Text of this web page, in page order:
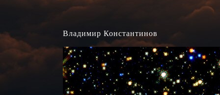
Владимир Константинов